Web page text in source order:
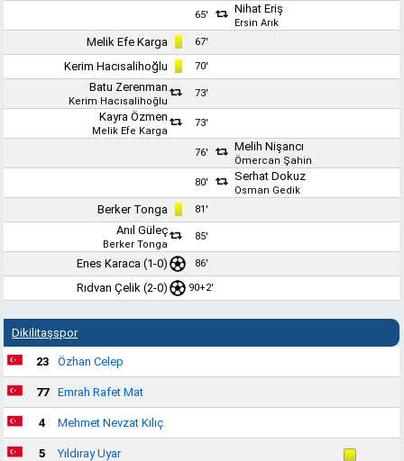
65'
Nihat Eriş
Ersin Arık
Melik Efe Karga 67'
Kerim Hacısalihoğlu 70'
Batu Zerenman
Kerim Hacısalihoğlu
73'
Kayra Özmen
Melik Efe Karga
73'
76' Melih Nişancı
Ömercan Şahin
80'
Serhat Dokuz
Osman Gedik
Berker Tonga 81'
Anıl Güleç
Berker Tonga
85'
Enes Karaca (1-0) 86'
Rıdvan Çelik (2-0) 90+2'
Dikilitaşspor
23 Özhan Celep
77 Emrah Rafet Mat
4 Mehmet Nevzat Kılıç
5 Yıldıray Uyar